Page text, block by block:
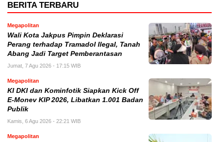
BERITA TERBARU
Megapolitan
Wali Kota Jakpus Pimpin Deklarasi
Perang terhadap Tramadol Ilegal, Tanah
Abang Jadi Target Pemberantasan
Jumat, 7 Agu 2026 - 17:15 WIB
Megapolitan
KI DKI dan Kominfotik Siapkan Kick Off
E-Monev KIP 2026, Libatkan 1.001 Badan
Publik
Kamis, 6 Agu 2026 - 22:21 WIB
Megapolitan